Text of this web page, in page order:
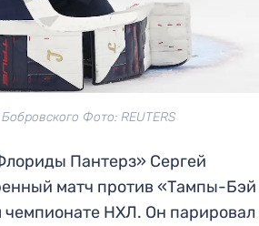
Фото: REUTERS
Пантерз» Сергей
матч против «Тампы-Бэй
чемпионате НХЛ. Он